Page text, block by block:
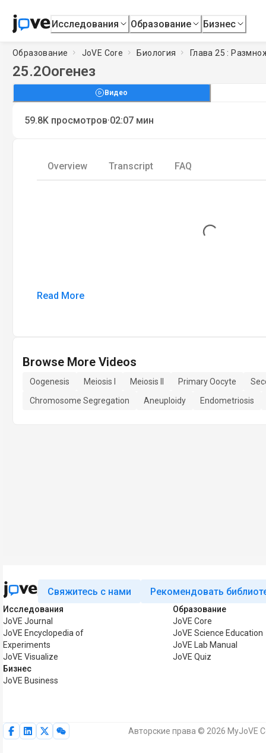
Исследования Образование Бизнес
Образование JoVE Core Биология Глава 25 :
25.2Оогенез
Видео
59.8K просмотров·02:07 мин
Overview Transcript FAQ
Loading...
Read More
Browse More Videos
Oogenesis Meiosis I Meiosis II Primary Oocyte
Chromosome Segregation
Aneuploidy Endometriosis
Свяжитесь с нами Рекомендовать
Исследования
JoVE Journal
JoVE Encyclopedia of
Experiments
JoVE Visualize
Бизнес
JoVE Business
Образование
JoVE Core
JoVE Science Education
JoVE Lab Manual
JoVE Quiz
Авторские права © 2026 MyJoVE